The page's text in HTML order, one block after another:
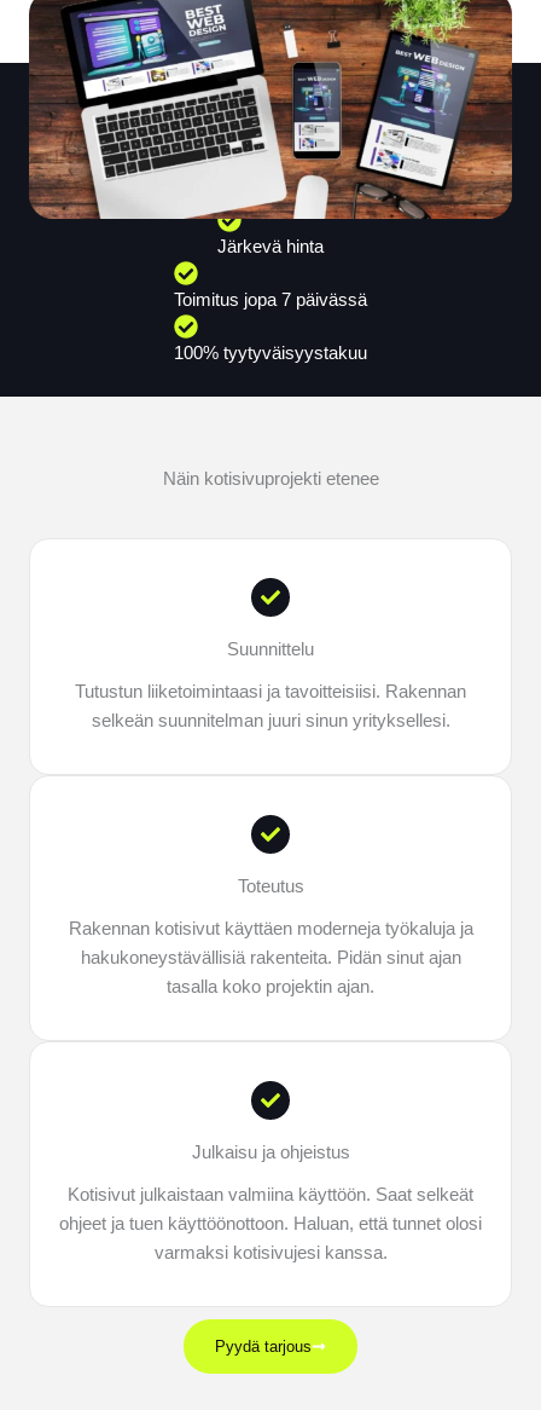
Järkevä hinta
Toimitus jopa 7 päivässä
100% tyytyväisyystakuu
Näin kotisivuprojekti etenee
Suunnittelu
Tutustun liiketoimintaasi ja tavoitteisiisi. Rakennan
selkeän suunnitelman juuri sinun yrityksellesi.
Toteutus
Rakennan kotisivut käyttäen moderneja työkaluja ja
hakukoneystävällisiä rakenteita. Pidän sinut ajan
tasalla koko projektin ajan.
Julkaisu ja ohjeistus
Kotisivut julkaistaan valmiina käyttöön. Saat selkeät
ohjeet ja tuen käyttöönottoon. Haluan, että tunnet olosi
varmaksi kotisivujesi kanssa.
Pyydä tarjous